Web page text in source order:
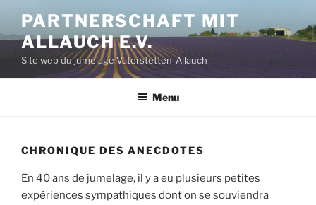
contenu
principal
PARTNERSCHAFT MIT
ALLAUCH E.V.
Site web du jumelage Vaterstetten-Allauch
Menu
CHRONIQUE DES ANECDOTES
En 40 ans de jumelage, il y a eu plusieurs petites
expériences sympathiques dont on se souviendra